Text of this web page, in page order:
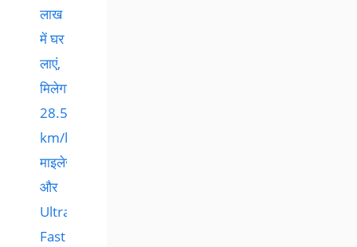
लाख
में घर
लाएं,
मिलेगा
28.51
km/kg
माइलेज
और
Ultra-
Fast